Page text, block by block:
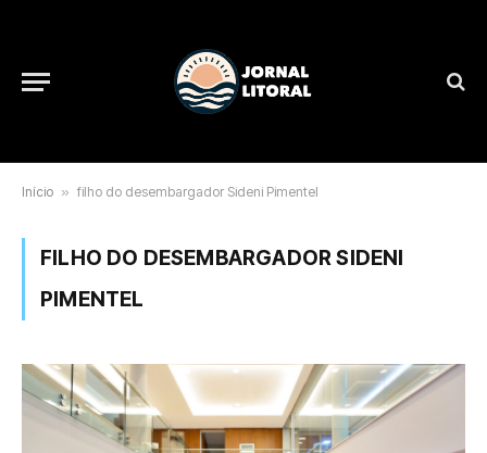
Início » filho do desembargador Sideni Pimentel
FILHO DO DESEMBARGADOR SIDENI
PIMENTEL